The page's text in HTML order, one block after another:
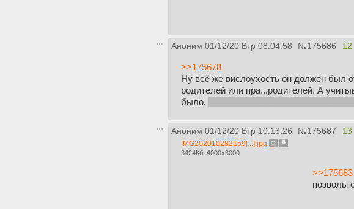
Аноним 01/12/20 Втр 08:04:58 №175686 12
>>175678
Ну всё же вислоухость он должен был
родителей или пра...родителей. А
было.
Аноним 01/12/20 Втр 10:13:26 №175687 13
IMG202010282159[...].jpg
3424Кб, 4000x3000
>>175683